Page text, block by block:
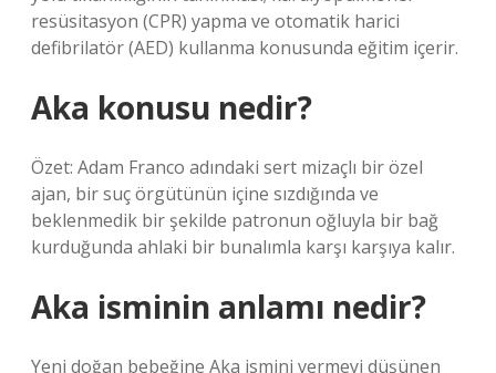
resüsitasyon (CPR) yapma ve otomatik harici
defibrilatör (AED) kullanma konusunda eğitim içerir.
Aka konusu nedir?
Özet: Adam Franco adındaki sert mizaçlı bir özel
ajan, bir suç örgütünün içine sızdığında ve
beklenmedik bir şekilde patronun oğluyla bir bağ
kurduğunda ahlaki bir bunalımla karşı karşıya kalır.
Aka isminin anlamı nedir?
Yeni doğan bebeğine Aka ismini vermeyi düşünen